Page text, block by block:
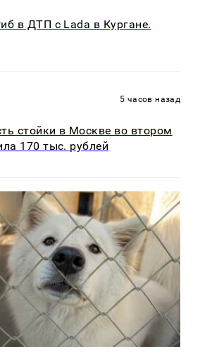
в ДТП с Lada в Кургане.
5 часов назад
стойки в Москве во втором
170 тыс. рублей